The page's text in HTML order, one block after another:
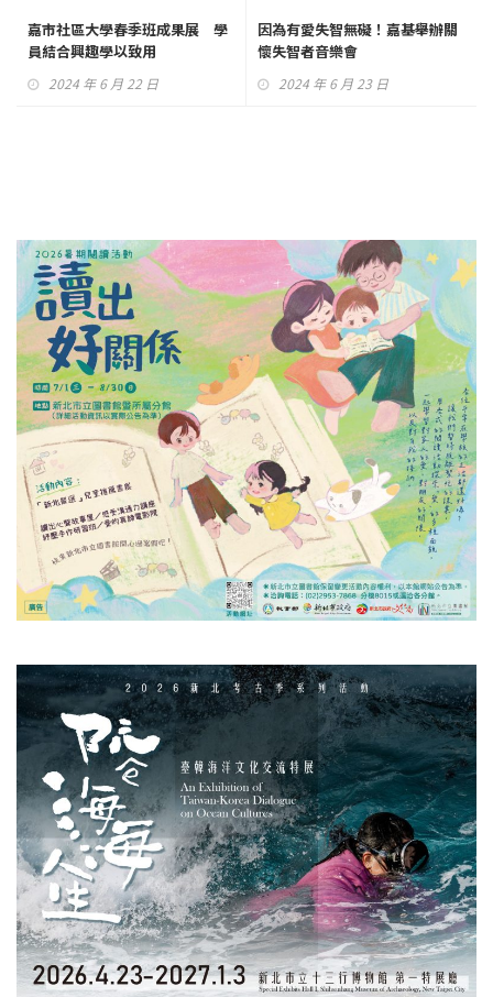
嘉市社區大學春季班成果展 學
員結合興趣學以致用
2024 年 6 月 22 日
因為有愛失智無礙！嘉基舉辦關
懷失智者音樂會
2024 年 6 月 23 日